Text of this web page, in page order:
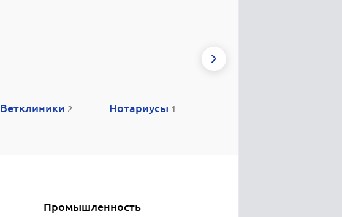
Ветклиники 2 Нотариусы 1
Промышленность